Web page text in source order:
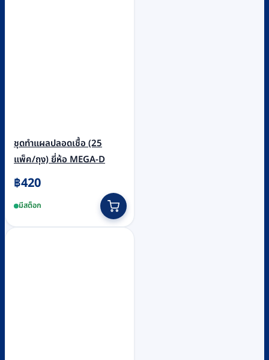
ชุดทำแผลปลอดเชื้อ (25
แพ็ค/ถุง) ยี่ห้อ MEGA-D
฿420
มีสต็อก